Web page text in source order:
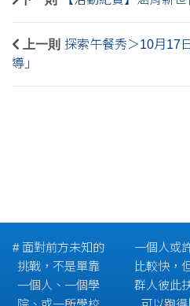
上一則 探索午餐秀＞10月17
導」
# 面對前方未知的
挑戰，不是單靠
一個人、一個學
一個人或
比較快，
群人彼此